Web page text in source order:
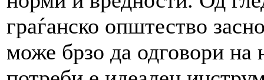
граѓанско општество
може брзо да одговори на